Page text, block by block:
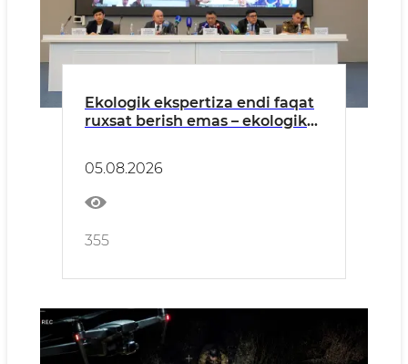
Ekologik ekspertiza endi faqat
ruxsat berish emas – ekologik
05.08.2026
355